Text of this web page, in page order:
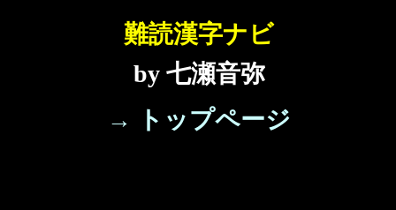
難読漢字ナビ
by 七瀬音弥
→ トップページ